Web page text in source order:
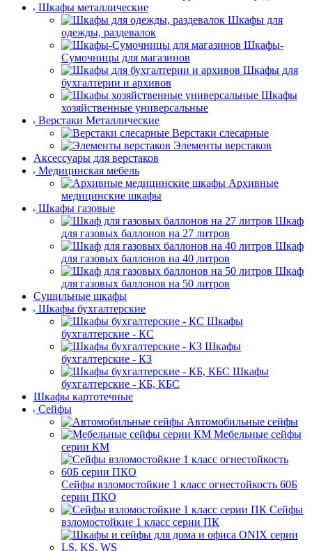
Шкафы металлические
Шкафы для
одежды, раздевалок
Шкафы-
Сумочницы для магазинов
Шкафы для
бухгалтерии и архивов
Шкафы
хозяйственные универсальные
Верстаки Металлические
Верстаки слесарные
Элементы верстаков
Аксессуары для верстаков
Медицинская мебель
Архивные
медицинские шкафы
Шкафы газовые
Шкаф
для газовых баллонов на 27 литров
Шкаф
для газовых баллонов на 40 литров
Шкаф
для газовых баллонов на 50 литров
Сушильные шкафы
Шкафы бухгалтерские
Шкафы
бухгалтерские - КС
Шкафы
бухгалтерские - КЗ
Шкафы
бухгалтерские - КБ, КБС
Шкафы картотечные
Сейфы
Автомобильные сейфы
Мебельные сейфы
серии КМ
Сейфы взломостойкие 1 класс огнестойкость 60Б
серии ПКО
Сейфы
взломостойкие 1 класс серии ПК